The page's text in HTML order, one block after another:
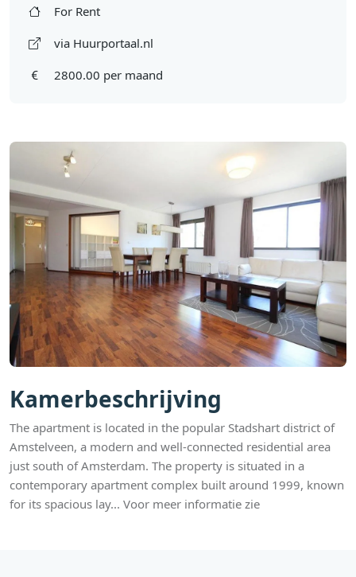
Kamerbeschrijving
The apartment is located in the popular Stadshart district of
Amstelveen, a modern and well-connected residential area
just south of Amsterdam. The property is situated in a
contemporary apartment complex built around 1999, known
for its spacious lay... Voor meer informatie zie
For Rent
via Huurportaal.nl
2800.00 per maand